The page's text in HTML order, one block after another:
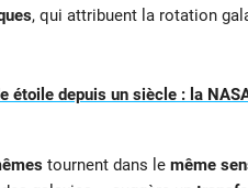
, qui attribuent la rotation
étoile depuis un siècle : la
tournent dans le même